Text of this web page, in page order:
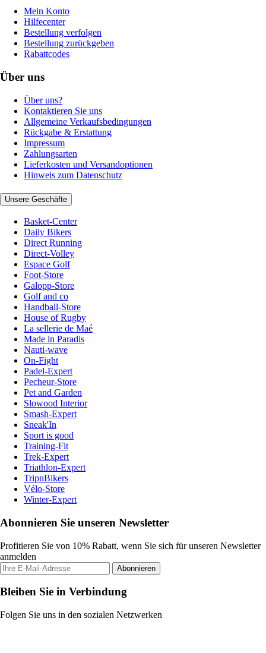
Mein Konto
Hilfecenter
Bestellung verfolgen
Bestellung zurückgeben
Rabattcodes
Über uns
Über uns?
Kontaktieren Sie uns
Allgemeine Verkaufsbedingungen
Rückgabe & Erstattung
Impressum
Zahlungsarten
Lieferkosten und Versandoptionen
Hinweis zum Datenschutz
Unsere Geschäfte
Basket-Center
Daily Bikers
Direct Running
Direct-Volley
Espace Golf
Foot-Store
Galopp-Store
Golf and co
Handball-Store
House of Rugby
La sellerie de Maé
Made in Paradis
Nauti-wave
On-Fight
Padel-Expert
Pecheur-Store
Pet and Garden
Slowood Interior
Smash-Expert
Sneak'In
Sport is good
Training-Fit
Trek-Expert
Triathlon-Expert
TripnBikers
Vélo-Store
Winter-Expert
Abonnieren Sie unseren Newsletter
Profitieren Sie von 10% Rabatt, wenn Sie sich für unseren Newsletter
anmelden
Abonnieren
Bleiben Sie in Verbindung
Folgen Sie uns in den sozialen Netzwerken